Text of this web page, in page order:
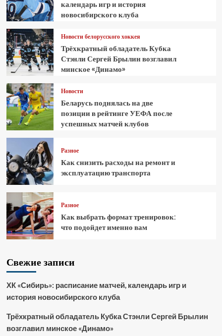
календарь игр и история
новосибирского клуба
Новости белорусского хоккея
Трёхкратный обладатель Кубка
Стэнли Сергей Брылин возглавил
минское «Динамо»
Новости
Беларусь поднялась на две
позиции в рейтинге УЕФА после
успешных матчей клубов
Разное
Как снизить расходы на ремонт и
эксплуатацию транспорта
Разное
Как выбрать формат тренировок:
что подойдет именно вам
Свежие записи
ХК «Сибирь»: расписание матчей, календарь игр и
история новосибирского клуба
Трёхкратный обладатель Кубка Стэнли Сергей Брылин
возглавил минское «Динамо»